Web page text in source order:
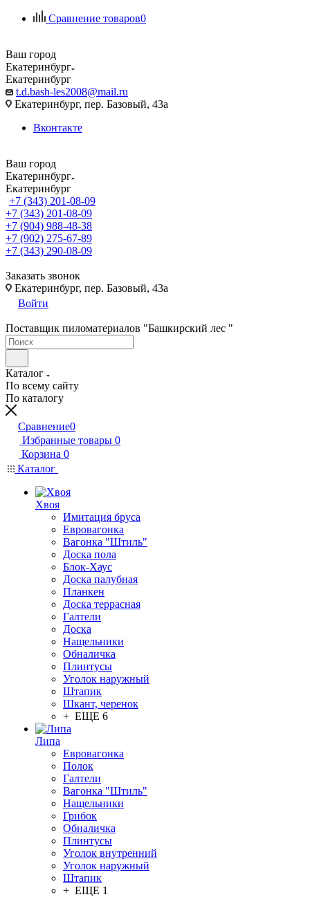
Сравнение товаров0
Ваш город
Екатеринбург
Екатеринбург
t.d.bash-les2008@mail.ru
Екатеринбург, пер. Базовый, 43а
Вконтакте
Ваш город
Екатеринбург
Екатеринбург
+7 (343) 201-08-09
+7 (343) 201-08-09
+7 (904) 988-48-38
+7 (902) 275-67-89
+7 (343) 290-08-09
Заказать звонок
Екатеринбург, пер. Базовый, 43а
Войти
Поставщик пиломатериалов "Башкирский лес "
Каталог
По всему сайту
По каталогу
Сравнение0
Избранные товары 0
Корзина 0
Каталог
Хвоя
Имитация бруса
Евровагонка
Вагонка "Штиль"
Доска пола
Блок-Хаус
Доска палубная
Планкен
Доска террасная
Галтели
Доска
Нащельники
Обналичка
Плинтусы
Уголок наружный
Штапик
Шкант, черенок
+ ЕЩЕ 6
Липа
Евровагонка
Полок
Галтели
Вагонка "Штиль"
Нащельники
Грибок
Обналичка
Плинтусы
Уголок внутренний
Уголок наружный
Штапик
+ ЕЩЕ 1